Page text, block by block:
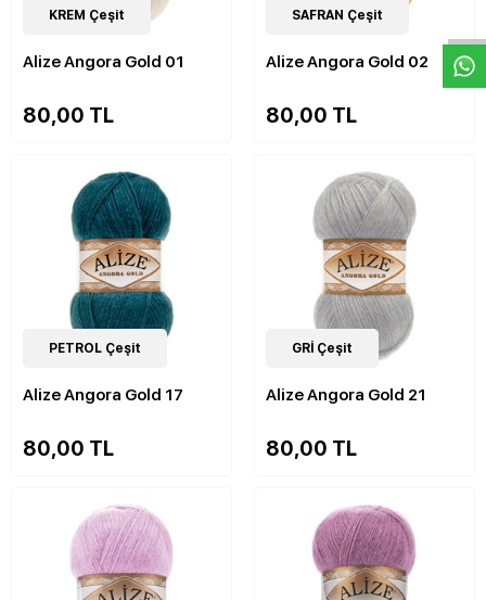
84Çeşit
KREM Çeşit
Alize Angora Gold 01
80,00 TL
84Çeşit
SAFRAN Çeşit
Alize Angora Gold 02
80,00 TL
84Çeşit
PETROL Çeşit
Alize Angora Gold 17
80,00 TL
84Çeşit
GRİ Çeşit
Alize Angora Gold 21
80,00 TL